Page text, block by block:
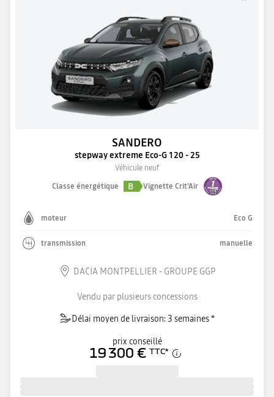
SANDERO
stepway extreme Eco-G 120 - 25
Véhicule neuf
Classe énergétique
B Vignette Crit'Air
moteur Eco G
transmission manuelle
DACIA MONTPELLIER - GROUPE GGP
Vendu par plusieurs concessions
Délai moyen de livraison: 3 semaines *
prix conseillé
19 300 € TTC*